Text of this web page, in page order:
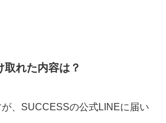
れた内容は？
が、SUCCESSの公式LINEに届い